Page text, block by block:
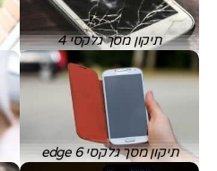
תיקון מסך גלקסי 4
תיקון מסך גלקסי 6 edge